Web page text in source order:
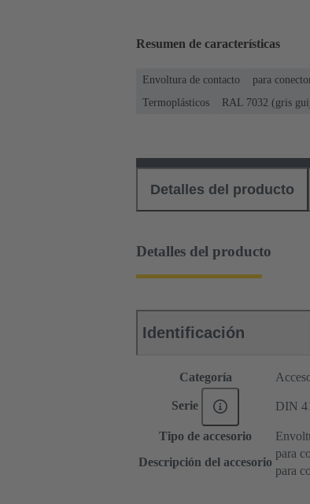
Resumen de características
Envoltura de contacto
para
Termoplásticos
RAL 7032 (gris
Detalles del producto
Detalles del producto
Identificación
Categoría
Serie DIN
Tipo de accesorio
Descripción del accesorio
para
para